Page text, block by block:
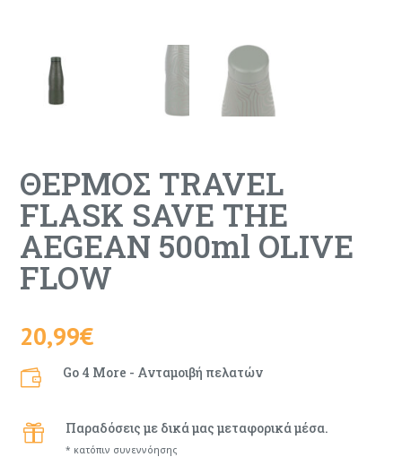
ΘΕΡΜΟΣ TRAVEL
FLASK SAVE THE
AEGEAN 500ml OLIVE
FLOW
20,99€
 Go 4 More - Ανταμοιβή πελατών
 Παραδόσεις με δικά μας μεταφορικά μέσα.
* κατόπιν συνεννόησης